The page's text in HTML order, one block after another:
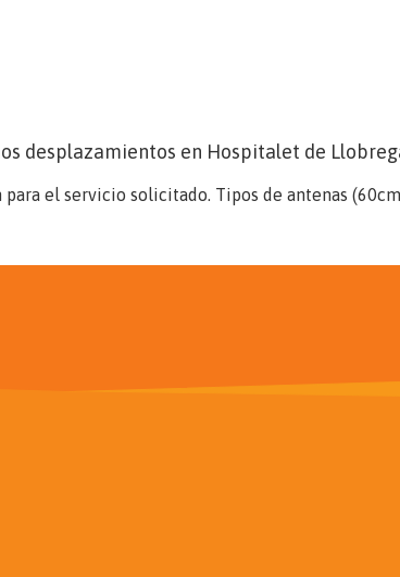
desplazamientos en Hospitalet de
el servicio solicitado. Tipos de antenas